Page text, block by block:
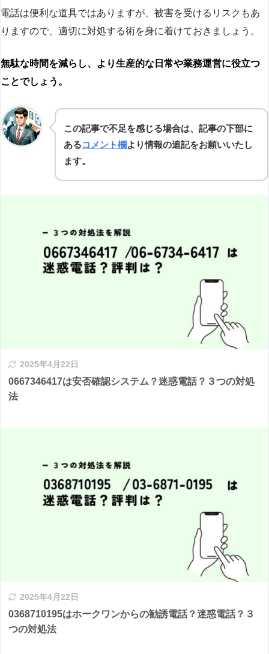
電話は便利な道具ではありますが、被害を受けるリスクもあ
りますので、適切に対処する術を身に着けておきましょう。
無駄な時間を減らし、より生産的な日常や業務運営に役立つ
ことでしょう。
この記事で不足を感じる場合は、記事の下部に
あるコメント欄より情報の追記をお願いいたし
ます。
2025年4月22日
0667346417は安否確認システム？迷惑電話？３つの対処
法
2025年4月22日
0368710195はホークワンからの勧誘電話？迷惑電話？３
つの対処法